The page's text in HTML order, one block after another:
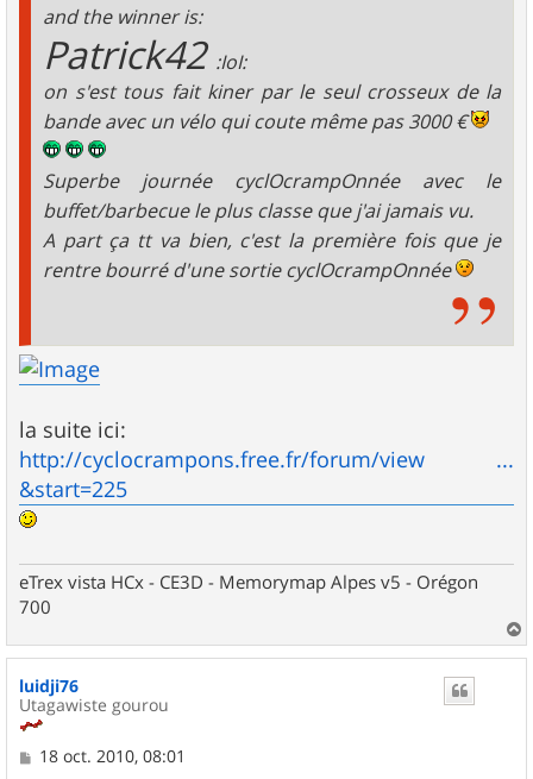
and the winner is:
Patrick42 :IoI:
on s'est tous fait kiner par le seul crosseux de la
bande avec un vélo qui coute même pas 3000 €
Superbe journée cyclOcrampOnnée avec le
buffet/barbecue le plus classe que j'ai jamais vu.
A part ça tt va bien, c'est la première fois que je
rentre bourré d'une sortie cyclOcrampOnnée
la suite ici:
http://cyclocrampons.free.fr/forum/view ...
&start=225
eTrex vista HCx - CE3D - Memorymap Alpes v5 - Orégon
700
a
u
luidji76
Utagawiste gourou
M18 oct. 2010, 08:01